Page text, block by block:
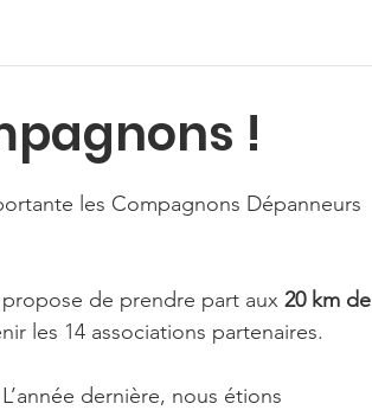
!
les Compagnons Dépanneurs
de prendre part aux 20 km de
les 14 associations partenaires.
L’année dernière, nous étions